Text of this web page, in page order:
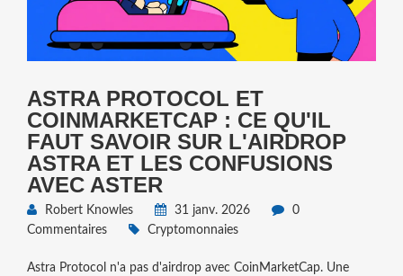
ASTRA PROTOCOL ET
COINMARKETCAP : CE QU'IL
FAUT SAVOIR SUR L'AIRDROP
ASTRA ET LES CONFUSIONS
AVEC ASTER
Robert Knowles 31 janv. 2026
0
Commentaires
Cryptomonnaies
Astra Protocol n'a pas d'airdrop avec CoinMarketCap. Une